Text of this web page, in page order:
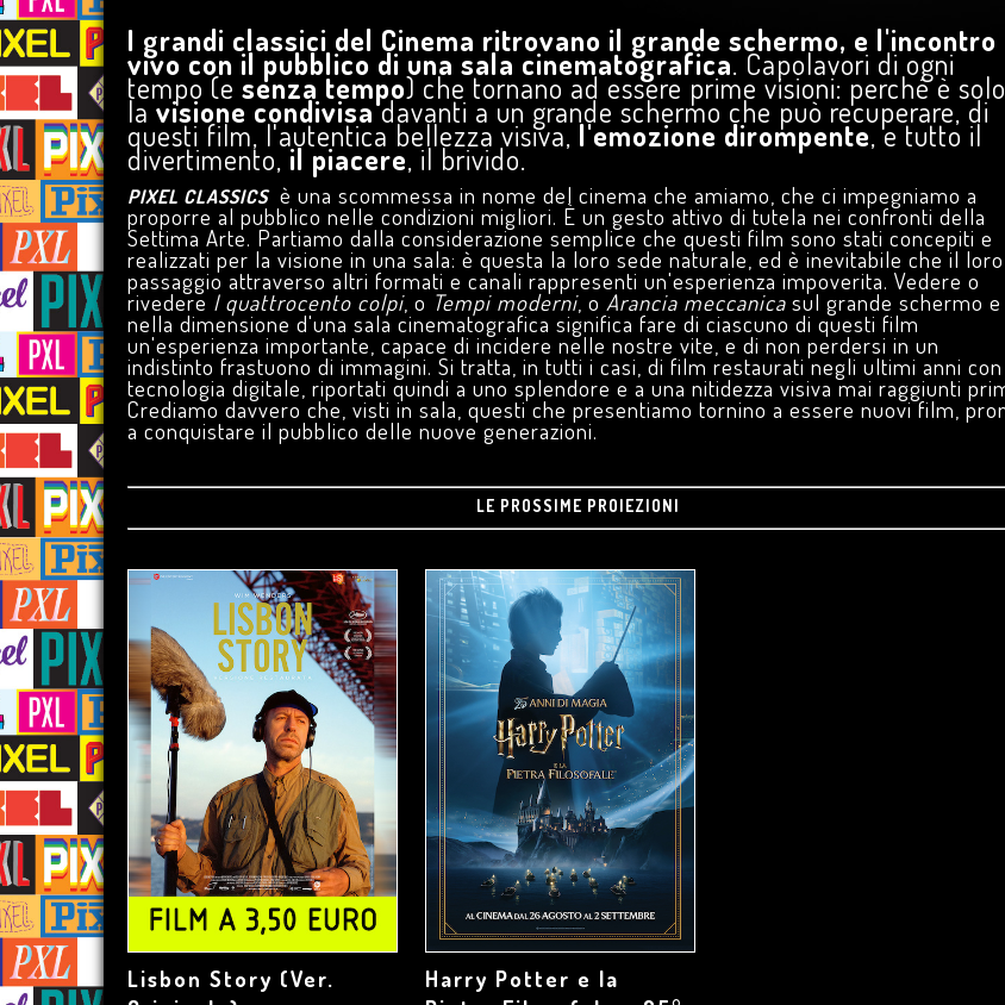
I grandi classici del Cinema ritrovano il grande schermo, e l'incontro
vivo con il pubblico di una sala cinematografica. Capolavori di ogni
tempo (e senza tempo) che tornano ad essere prime visioni: perché è solo
lavisione condivisadavanti a un grande schermo che può recuperare, di
questi film, l'autentica bellezza visiva,l'emozione dirompente, e tutto il
divertimento,il piacere, il brivido.
PIXEL CLASSICSè una scommessa in nome del cinema che amiamo, che ci impegniamo a
proporre al pubblico nelle condizioni migliori. È un gesto attivo di tutela nei confronti della
Settima Arte. Partiamo dalla considerazione semplice che questi film sono stati concepiti e
realizzati per la visione in una sala: è questa la loro sede naturale, ed è inevitabile che il loro
passaggio attraverso altri formati e canali rappresenti un'esperienza impoverita. Vedere o
rivedere I quattrocento colpi, o Tempi moderni, o Arancia meccanica sul grande schermo e
nella dimensione d'una sala cinematografica significa fare di ciascuno di questi film
un'esperienza importante, capace di incidere nelle nostre vite, e di non perdersi in un
indistinto frastuono di immagini. Si tratta, in tutti i casi, di film restaurati negli ultimi anni con
tecnologia digitale, riportati quindi a uno splendore e a una nitidezza visiva mai raggiunti
Crediamo davvero che, visti in sala, questi che presentiamo tornino a essere nuovi film,
a conquistare il pubblico delle nuove generazioni.
LE PROSSIME PROIEZIONI
Lisbon Story (Ver.
Harry Potter e la
ROBIN HOOD – IL PREZZO DEL
SANGUE
diM. Sarnoski
GIOVEDÌ 13AGOSTO
inLINGUA ORIGINALE
Trailer
ONE NIGHT ONLY – QUANDO
TUTTO È POSSIBILE
diW. Gluck
MARTEDÌ18AGOSTO
in LINGUA ORIGINALE
Trailer